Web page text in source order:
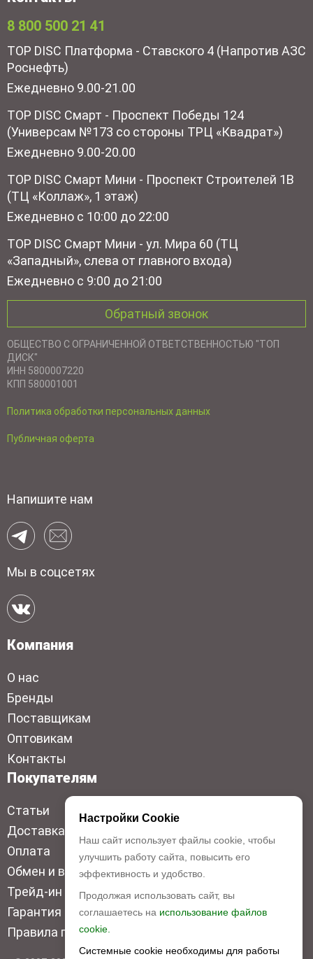
8 800 500 21 41
TOP DISC Платформа - Ставского 4 (Напротив АЗС
Роснефть)
Ежедневно 9.00-21.00
TOP DISC Смарт - Проспект Победы 124
(Универсам №173 со стороны ТРЦ «Квадрат»)
Ежедневно 9.00-20.00
TOP DISC Смарт Мини - Проспект Строителей 1В
(ТЦ «Коллаж», 1 этаж)
Ежедневно с 10:00 до 22:00
TOP DISC Смарт Мини - ул. Мира 60 (ТЦ
«Западный», слева от главного входа)
Ежедневно с 9:00 до 21:00
Обратный звонок
ОБЩЕСТВО С ОГРАНИЧЕННОЙ ОТВЕТСТВЕННОСТЬЮ "ТОП
ДИСК"
ИНН 5800007220
КПП 580001001
Политика обработки персональных данных
Публичная оферта
Напишите нам
Мы в соцсетях
Компания
О нас
Бренды
Поставщикам
Оптовикам
Контакты
Покупателям
Статьи
Доставка
Оплата
Обмен и возврат
Трейд-ин
Гарантия низкой цены
Правила продажи
Настройки Cookie
Наш сайт использует файлы cookie, чтобы
улучшить работу сайта, повысить его
эффективность и удобство.
Продолжая использовать сайт, вы
соглашаетесь на использование файлов
cookie.
Системные cookie необходимы для работы